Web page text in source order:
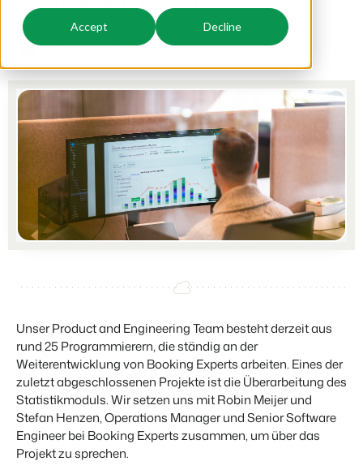
Accept Decline
Vermarkte dein Angebot auf verschiedenen Channels.
App Store
Verbinde dich mit deinen Lieblingsapps und -tools.
Business Intelligence
Triff Entscheidungen, die sich auf Zahlen und Fakten beruhen.
Eigentümerverwaltung
Zeige dich gegenüber Fewo- Eigentümern transparent.
Wechseln
Website Integration
Du hast bereits eine Website? Binde sie ein!
BEX CMS
Website für Vermietungen
Lass deine Marke mit unserem Webbaukasten aufblühen.
Ferienhäuser, Bungalows, Mobilheime und Weinfässer.
Stellplätze, Camping, Glamping und Zelten.
Ski-, Wellness-, Golf- und Tauchresorts.
Hotelzimmer, Appartements, B&Bs und Pensionen.
Vermietungsagenturen
Exklusive Vermietung und Reseller.
Immobilien und Neubauprojekte.
Ferienparkgruppen und -ketten
Ketten und eigenständige Marken
Wissenswertes
BEX Educate | Pro
Weiter lernen, weiter führen in der Freizeitbranche
Neuigkeiten der Branche und wertvolle Tipps
Lerne uns auf verschiedenen Veranstaltungen kennen.
Kundenstories
Das sagen unsere Nutzer.
Kontakt
Customer Success
Erhalte Antworten auf deine Fragen.
Wechseln
Bist du bereit für den nächsten Schritt?
Partnerprogramme
Lass uns gemeinsam die Branche transformieren.
Preise
Kundenstories
Übersicht
Für Ferienparks
Für Campingplätze
Wechseln
Anmelden
Bereit für Innovation
Produkt
Von der Idee bis hin zur Lösung
Team und Unternehmenskultur
Marketing
Tipps und Best Practices
Partners
Gemeinsam stärker
Manon 29 April 2024 3 min read
Unser Product and Engineering Team besteht derzeit aus
rund 25 Programmierern, die ständig an der
Weiterentwicklung von Booking Experts arbeiten. Eines der
zuletzt abgeschlossenen Projekte ist die Überarbeitung des
Statistikmoduls. Wir setzen uns mit Robin Meijer und
Stefan Henzen, Operations Manager und Senior Software
Engineer bei Booking Experts zusammen, um über das
Projekt zu sprechen.